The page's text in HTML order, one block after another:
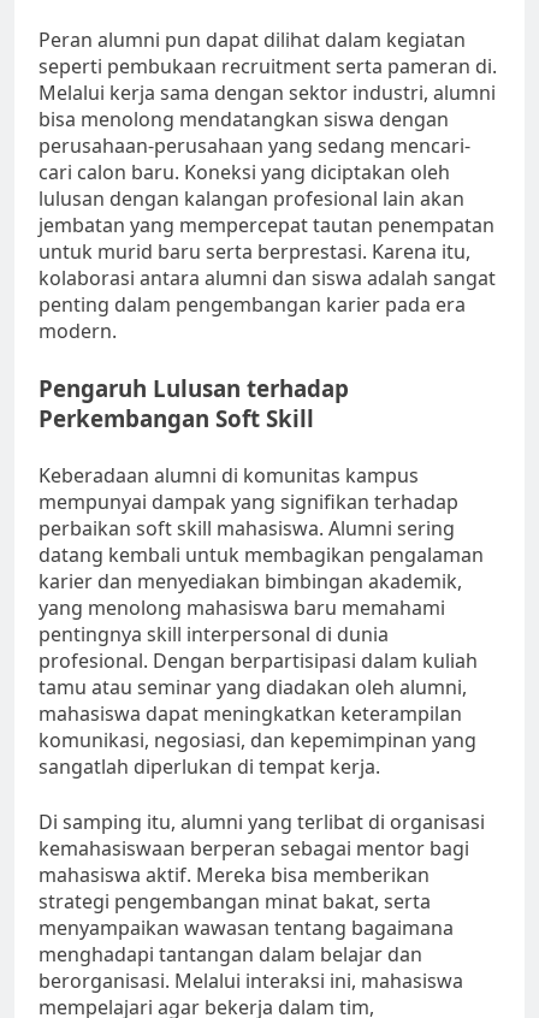
Peran alumni pun dapat dilihat dalam kegiatan
seperti pembukaan recruitment serta pameran di.
Melalui kerja sama dengan sektor industri, alumni
bisa menolong mendatangkan siswa dengan
perusahaan-perusahaan yang sedang mencari-
cari calon baru. Koneksi yang diciptakan oleh
lulusan dengan kalangan profesional lain akan
jembatan yang mempercepat tautan penempatan
untuk murid baru serta berprestasi. Karena itu,
kolaborasi antara alumni dan siswa adalah sangat
penting dalam pengembangan karier pada era
modern.
Pengaruh Lulusan terhadap
Perkembangan Soft Skill
Keberadaan alumni di komunitas kampus
mempunyai dampak yang signifikan terhadap
perbaikan soft skill mahasiswa. Alumni sering
datang kembali untuk membagikan pengalaman
karier dan menyediakan bimbingan akademik,
yang menolong mahasiswa baru memahami
pentingnya skill interpersonal di dunia
profesional. Dengan berpartisipasi dalam kuliah
tamu atau seminar yang diadakan oleh alumni,
mahasiswa dapat meningkatkan keterampilan
komunikasi, negosiasi, dan kepemimpinan yang
sangatlah diperlukan di tempat kerja.
Di samping itu, alumni yang terlibat di organisasi
kemahasiswaan berperan sebagai mentor bagi
mahasiswa aktif. Mereka bisa memberikan
strategi pengembangan minat bakat, serta
menyampaikan wawasan tentang bagaimana
menghadapi tantangan dalam belajar dan
berorganisasi. Melalui interaksi ini, mahasiswa
mempelajari agar bekerja dalam tim,